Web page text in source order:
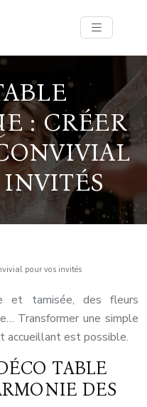
: CRÉER
INVITÉS
pour vos invités
et tamisée, des fleurs
Transformer une simple
accueillant est possible.
TABLE
DES